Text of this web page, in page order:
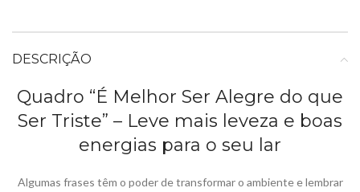
DESCRIÇÃO
Quadro “É Melhor Ser Alegre do que
Ser Triste” – Leve mais leveza e boas
energias para o seu lar
Algumas frases têm o poder de transformar o ambiente e lembrar